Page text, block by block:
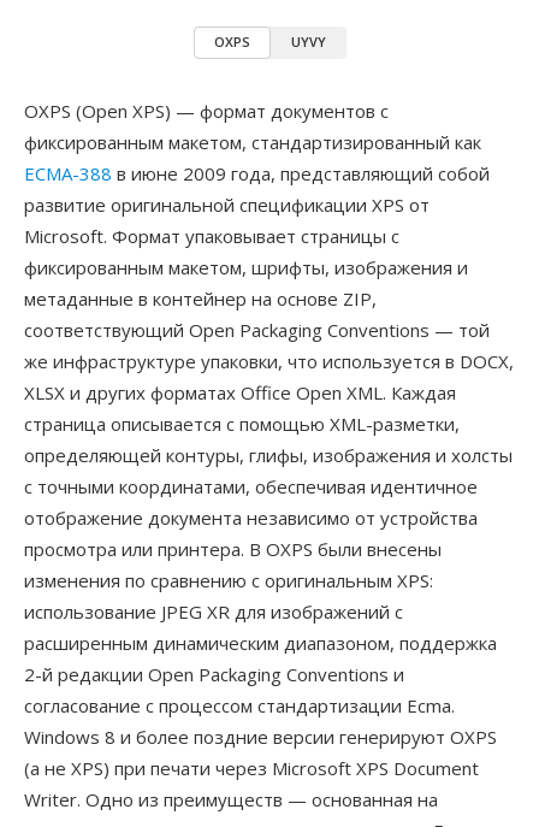
OXPS UYVY
OXPS (Open XPS) — формат документов с
фиксированным макетом, стандартизированный как
ECMA-388 в июне 2009 года, представляющий собой
развитие оригинальной спецификации XPS от
Microsoft. Формат упаковывает страницы с
фиксированным макетом, шрифты, изображения и
метаданные в контейнер на основе ZIP,
соответствующий Open Packaging Conventions — той
же инфраструктуре упаковки, что используется в DOCX,
XLSX и других форматах Office Open XML. Каждая
страница описывается с помощью XML-разметки,
определяющей контуры, глифы, изображения и холсты
с точными координатами, обеспечивая идентичное
отображение документа независимо от устройства
просмотра или принтера. В OXPS были внесены
изменения по сравнению с оригинальным XPS:
использование JPEG XR для изображений с
расширенным динамическим диапазоном, поддержка
2-й редакции Open Packaging Conventions и
согласование с процессом стандартизации Ecma.
Windows 8 и более поздние версии генерируют OXPS
(а не XPS) при печати через Microsoft XPS Document
Writer. Одно из преимуществ — основанная на